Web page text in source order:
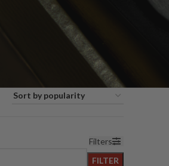
Filters
FILTER